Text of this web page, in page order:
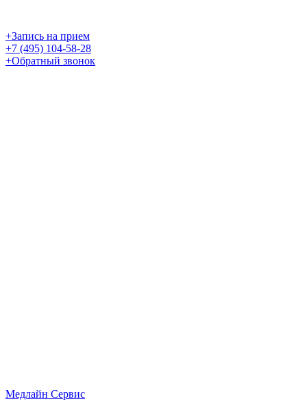
+Запись на прием
+7 (495) 104-58-28
+Обратный звонок
Медлайн Сервис